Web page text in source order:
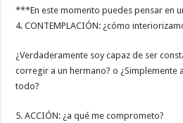
***En este momento puedes pensar en
4. CONTEMPLACIÓN: ¿cómo
¿Verdaderamente soy capaz de ser
corregir a un hermano? o
todo?
5. ACCIÓN: ¿a qué me comprometo?